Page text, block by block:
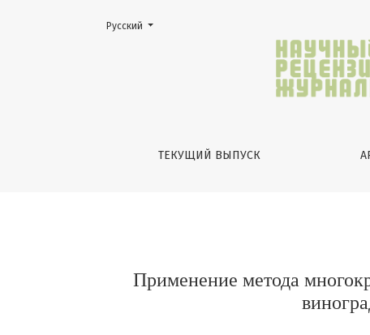
Применение метода многокритериальной
ТЕКУЩИЙ ВЫПУСК
Изменить язык. Текущий язык:
Русский
Применение метода